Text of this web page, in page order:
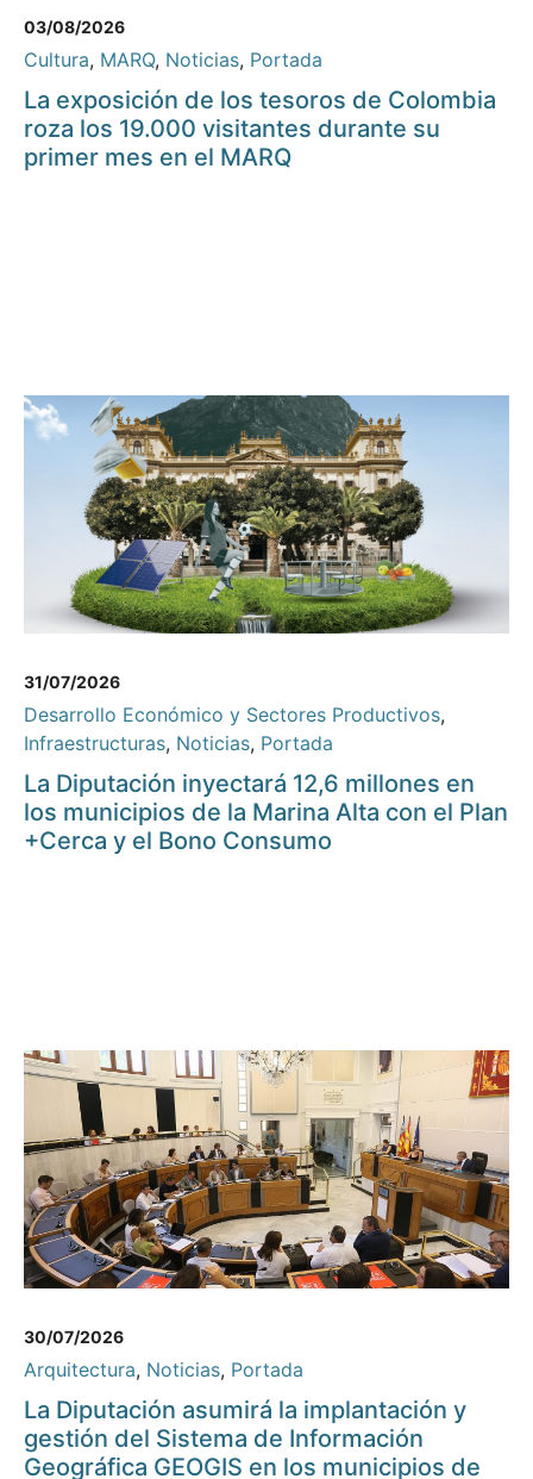
03/08/2026
Cultura, MARQ, Noticias, Portada
La exposición de los tesoros de Colombia
roza los 19.000 visitantes durante su
primer mes en el MARQ
31/07/2026
Desarrollo Económico y Sectores Productivos,
Infraestructuras, Noticias, Portada
La Diputación inyectará 12,6 millones en
los municipios de la Marina Alta con el Plan
+Cerca y el Bono Consumo
30/07/2026
Arquitectura, Noticias, Portada
La Diputación asumirá la implantación y
gestión del Sistema de Información
Geográfica GEOGIS en los municipios de